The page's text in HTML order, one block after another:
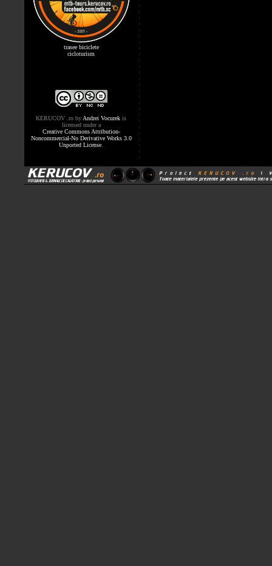
trasee biciclete
cicloturism
KERUCOV .ro by Andrei Vocurek is
licensed under a
Creative Commons Attribution-
Noncommercial-No Derivative Works 3.0
Unported License